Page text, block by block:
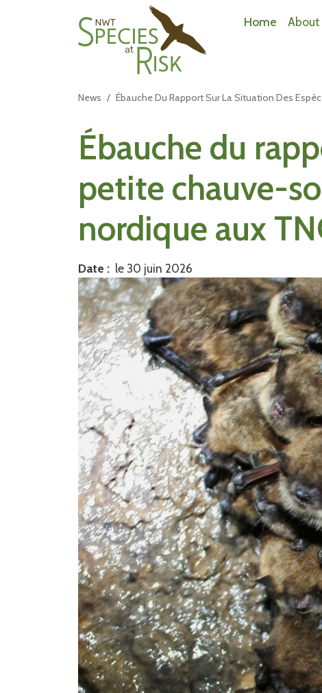
NWT Species at Risk
Home About
News Ébauche Du Rapport Sur La Situation Des
Main Content
Ébauche du
petite chauve-
nordique aux
Date le 30 juin 2026